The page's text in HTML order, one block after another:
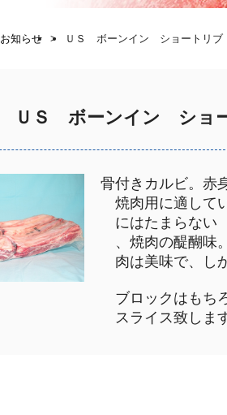
お知らせ > ＵＳ ボーンイン ショートリ
ＵＳ ボーンイン ショ
骨付きカルビ。赤
焼肉用に適して
にはたまらない
、焼肉の醍醐味
肉は美味で、し
ブロックはもち
スライス致しま